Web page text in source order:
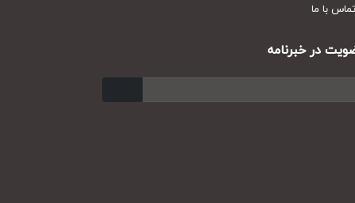
با ما
در خبرنامه